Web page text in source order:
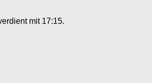
mit 17:15.